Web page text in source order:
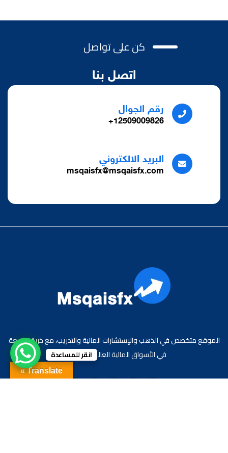
كن على تواصل
اتصل بنا
رقم الجوال
12509009826+
البريد الالكتروني
msqaisfx@msqaisfx.com
الموقع متخصص في الذهب والإستشارات المالية والتدريب، مع خبرة واسعة
في الأسواق المالية العالمية والعربية.
Translate »
انقر للمساعدة